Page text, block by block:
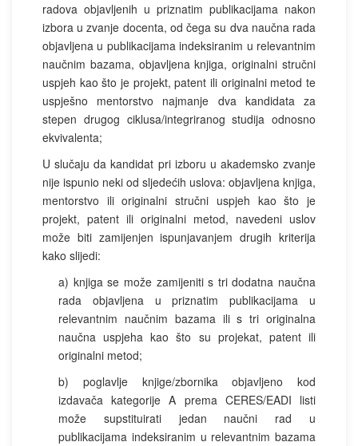
radova objavljenih u priznatim publikacijama nakon
izbora u zvanje docenta, od čega su dva naučna rada
objavljena u publikacijama indeksiranim u relevantnim
naučnim bazama, objavljena knjiga, originalni stručni
uspjeh kao što je projekt, patent ili originalni metod te
uspješno mentorstvo najmanje dva kandidata za
stepen drugog ciklusa/integriranog studija odnosno
ekvivalenta;
U slučaju da kandidat pri izboru u akademsko zvanje
nije ispunio neki od sljedećih uslova: objavljena knjiga,
mentorstvo ili originalni stručni uspjeh kao što je
projekt, patent ili originalni metod, navedeni uslov
može biti zamijenjen ispunjavanjem drugih kriterija
kako slijedi:
a) knjiga se može zamijeniti s tri dodatna naučna
rada objavljena u priznatim publikacijama u
relevantnim naučnim bazama ili s tri originalna
naučna uspjeha kao što su projekat, patent ili
originalni metod;
b) poglavlje knjige/zbornika objavljeno kod
izdavača kategorije A prema CERES/EADI listi
može supstituirati jedan naučni rad u
publikacijama indeksiranim u relevantnim bazama